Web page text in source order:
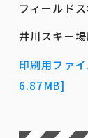
フィールド
井川スキー
印刷用ファ
6.87MB]